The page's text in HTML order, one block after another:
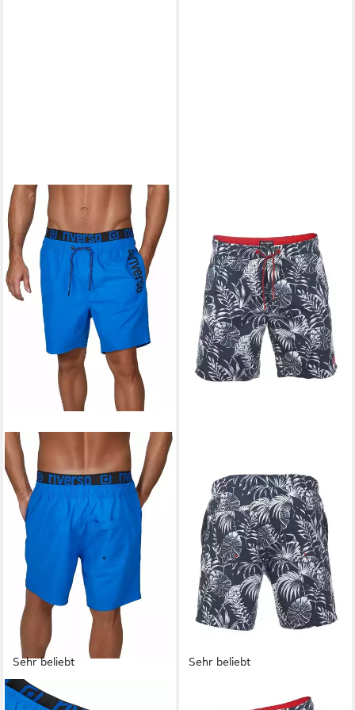
Sehr beliebt
RIVERSO
Sehr beliebt